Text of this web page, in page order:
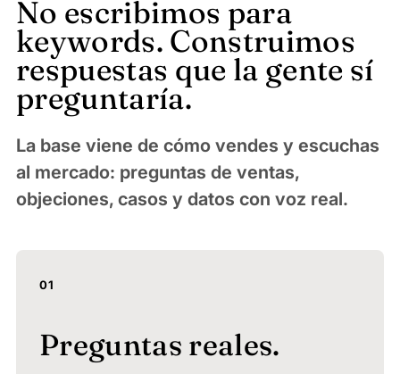
No escribimos para
keywords. Construimos
respuestas que la gente sí
preguntaría.
La base viene de cómo vendes y escuchas
al mercado: preguntas de ventas,
objeciones, casos y datos con voz real.
01
Preguntas reales.